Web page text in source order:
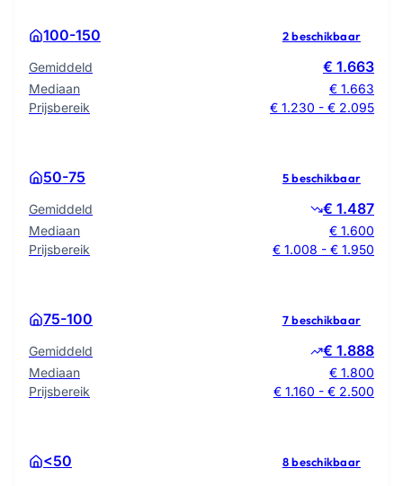
100-150 2 beschikbaar
Gemiddeld € 1.663
Mediaan
€ 1.663
Prijsbereik
€ 1.230 - € 2.095
50-75 5 beschikbaar
Gemiddeld € 1.487
Mediaan
€ 1.600
Prijsbereik
€ 1.008 - € 1.950
75-100 7 beschikbaar
Gemiddeld € 1.888
Mediaan
€ 1.800
Prijsbereik
€ 1.160 - € 2.500
<50 8 beschikbaar